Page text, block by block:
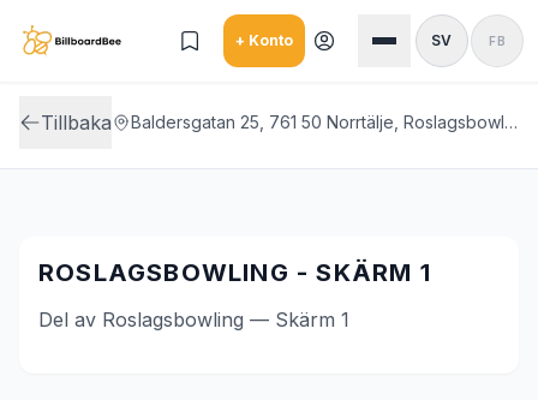
+ Konto SV FB
Tillbaka Baldersgatan 25, 761 50 Norrtälje, Roslagsbowling
ROSLAGSBOWLING - SKÄRM 1
Del av Roslagsbowling — Skärm 1